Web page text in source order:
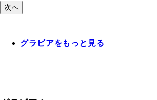
次へ
グラビアをもっと見る